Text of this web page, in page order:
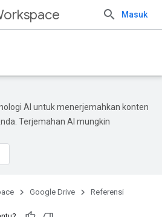
Masuk
AI untuk menerjemahkan konten
Terjemahan AI mungkin
Google Drive Referensi